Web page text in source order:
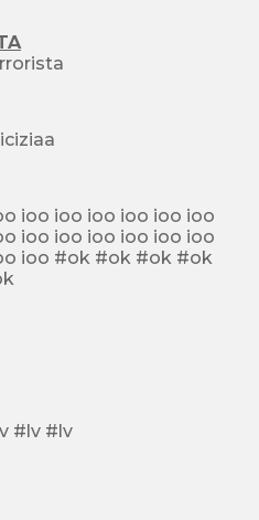
#ok
A D O R O #lv #lv #lv #lv